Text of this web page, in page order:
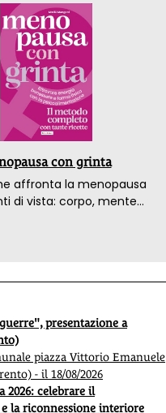
con grinta
affronta la menopausa
di vista: corpo, mente
presentazione a
piazza Vittorio Emanuele
- il 18/08/2026
2026: celebrare il
la riconnessione interiore